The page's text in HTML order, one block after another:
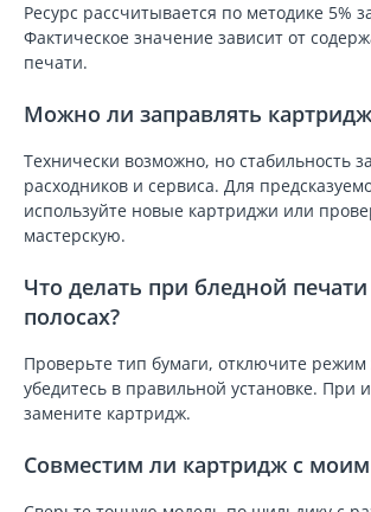
Ресурс рассчитывается по методике 5%
Фактическое значение зависит от
печати.
Можно ли заправлять
Технически возможно, но стабильность
расходников и сервиса. Для
используйте новые картриджи или
мастерскую.
Что делать при бледной
полосах?
Проверьте тип бумаги, отключите режим
убедитесь в правильной установке. При
замените картридж.
Совместим ли картридж с